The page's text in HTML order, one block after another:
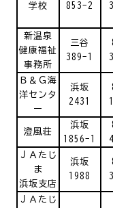
学校
853-2
新温泉
三谷
389-1
健康福祉
事務所
Ｂ＆Ｇ海
洋センタ
ー
浜坂
2431
澄風荘
浜坂
1856-1
ＪＡたじ
ま
浜坂
1988
浜坂支店
ＪＡたじ